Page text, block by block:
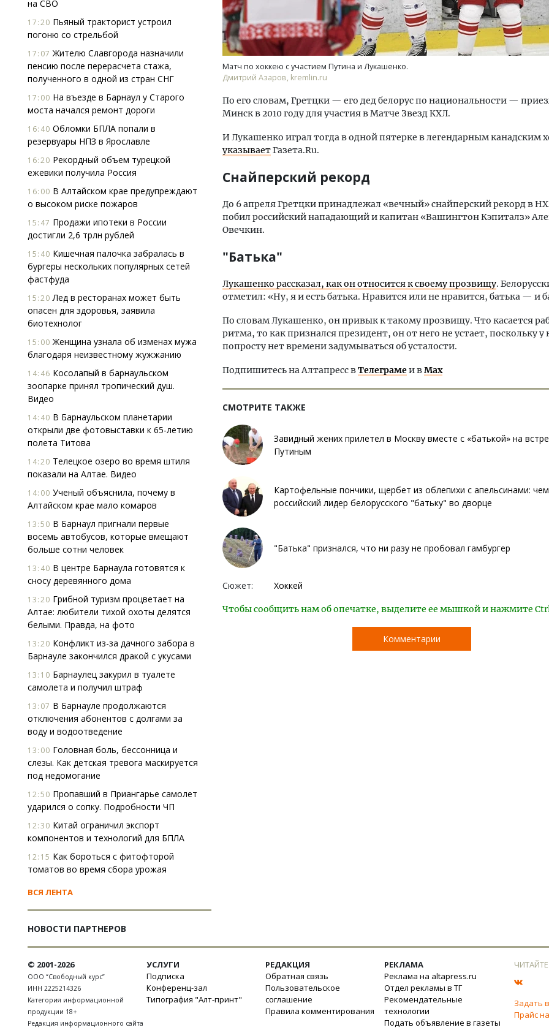
на СВО
17:20 Пьяный тракторист устроил
погоню со стрельбой
17:07 Жителю Славгорода назначили
пенсию после перерасчета стажа,
полученного в одной из стран СНГ
17:00 На въезде в Барнаул у Старого
моста начался ремонт дороги
16:40 Обломки БПЛА попали в
резервуары НПЗ в Ярославле
16:20 Рекордный объем турецкой
ежевики получила Россия
16:00 В Алтайском крае предупреждают
о высоком риске пожаров
15:47 Продажи ипотеки в России
достигли 2,6 трлн рублей
15:40 Кишечная палочка забралась в
бургеры нескольких популярных сетей
фастфуда
15:20 Лед в ресторанах может быть
опасен для здоровья, заявила
биотехнолог
15:00 Женщина узнала об изменах мужа
благодаря неизвестному жужжанию
14:46 Косолапый в барнаульском
зоопарке принял тропический душ.
Видео
14:40 В Барнаульском планетарии
открыли две фотовыставки к 65-летию
полета Титова
14:20 Телецкое озеро во время штиля
показали на Алтае. Видео
14:00 Ученый объяснила, почему в
Алтайском крае мало комаров
13:50 В Барнаул пригнали первые
восемь автобусов, которые вмещают
больше сотни человек
13:40 В центре Барнаула готовятся к
сносу деревянного дома
13:20 Грибной туризм процветает на
Алтае: любители тихой охоты делятся
белыми. Правда, на фото
13:20 Конфликт из-за дачного забора в
Барнауле закончился дракой с укусами
13:10 Барнаулец закурил в туалете
самолета и получил штраф
13:07 В Барнауле продолжаются
отключения абонентов с долгами за
воду и водоотведение
13:00 Головная боль, бессонница и
слезы. Как детская тревога маскируется
под недомогание
12:50 Пропавший в Приангарье самолет
ударился о сопку. Подробности ЧП
12:30 Китай ограничил экспорт
компонентов и технологий для БПЛА
12:15 Как бороться с фитофторой
томатов во время сбора урожая
ВСЯ ЛЕНТА
НОВОСТИ ПАРТНЕРОВ
Матч по хоккею с участием Путина и Лукашенко.
Дмитрий Азаров, kremlin.ru
По его словам, Гретцки — его дед белорус по национальности —
Минск в 2010 году для участия в Матче Звезд КХЛ.
И Лукашенко играл тогда в одной пятерке в легендарным канадским
указываетГазета.Ru.
Снайперский рекорд
До 6 апреля Гретцки принадлежал «вечный» снайперский рекорд в
побил российский нападающий и капитан «Вашингтон Кэпиталз»
Овечкин.
"Батька"
Лукашенко рассказал, как он относится к своему прозвищу.
отметил: «Ну, я и есть батька. Нравится или не нравится, батька — и
По словам Лукашенко, он привык к такому прозвищу. Что касается
ритма, то как признался президент, он от него не устает, поскольку у
попросту нет времени задумываться об усталости.
Подпишитесь на Алтапресс вТелеграмеи вMax
СМОТРИТЕ ТАКЖЕ
Завидный жених прилетел в Москву вместе с «батькой» на
Путиным
Картофельные пончики, щербет из облепихи с апельсинами:
российский лидер белорусского "батьку" во дворце
"Батька" признался, что ни разу не пробовал гамбургер
Сюжет: Хоккей
Чтобы сообщить нам об опечатке, выделите ее мышкой и нажмите
Комментарии
Двухуровневые номера и вид на горы.
Каким будет новый бутик-отель
Архитектурный код
земли. Мощение
© 2001-2026
ООО “Свободный курс”
ИНН 2225214326
Категория информационной
продукции 18+
Редакция информационного сайта
УСЛУГИ
Подписка
Конференц-зал
Типография "Алт-принт"
РЕДАКЦИЯ
Обратная связь
Пользовательское
соглашение
Правила комментирования
РЕКЛАМА
Реклама на altapress.ru
Отдел рекламы в ТГ
Рекомендательные
технологии
Подать объявление в газеты
Задать
Прайс